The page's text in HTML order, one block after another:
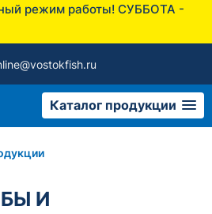
режим работы! СУББОТА -
Каталог продукции
И